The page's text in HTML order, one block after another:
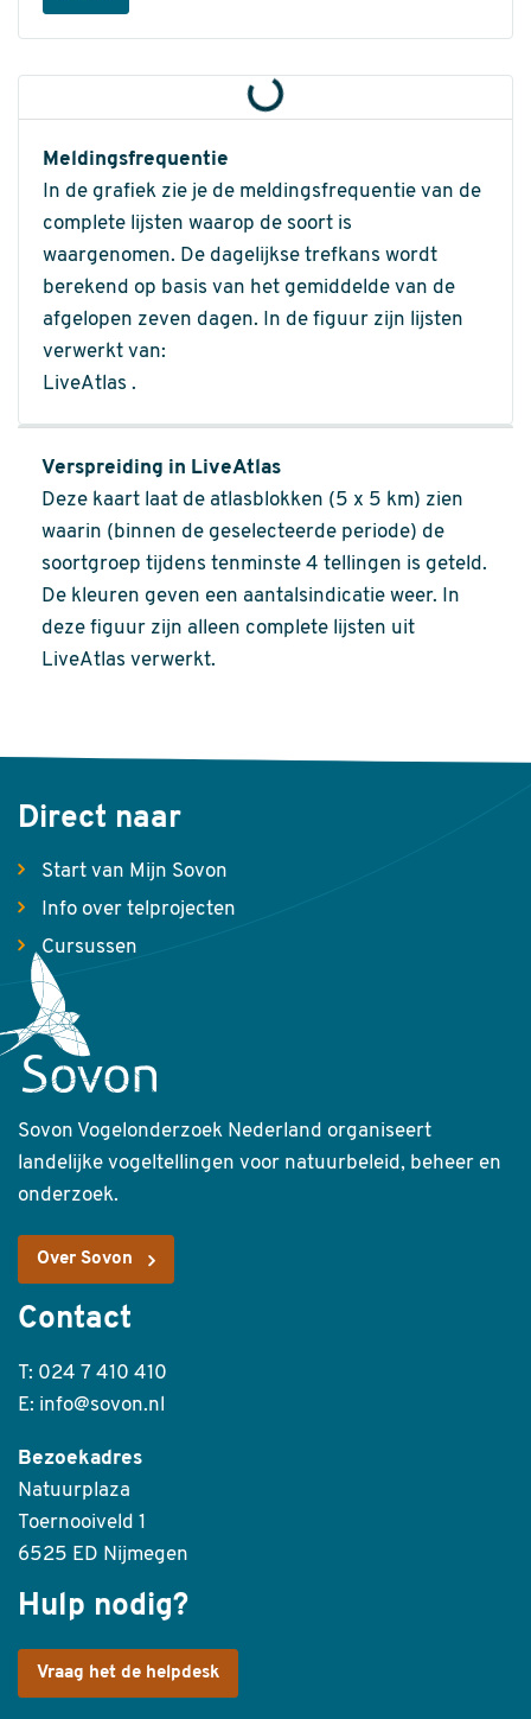
Meldingsfrequentie
In de grafiek zie je de meldingsfrequentie van de
complete lijsten waarop de soort is
waargenomen. De dagelijkse trefkans wordt
berekend op basis van het gemiddelde van de
afgelopen zeven dagen. In de figuur zijn lijsten
verwerkt van:
LiveAtlas .
Verspreiding in LiveAtlas
Deze kaart laat de atlasblokken (5 x 5 km) zien
waarin (binnen de geselecteerde periode) de
soortgroep tijdens tenminste 4 tellingen is geteld.
De kleuren geven een aantalsindicatie weer. In
deze figuur zijn alleen complete lijsten uit
LiveAtlas verwerkt.
Direct naar
Start van Mijn Sovon
Info over telprojecten
Cursussen
Sovon Vogelonderzoek Nederland organiseert
landelijke vogeltellingen voor natuurbeleid, beheer en
onderzoek.
Over Sovon
Contact
T: 024 7 410 410
E: info@sovon.nl
Bezoekadres
Natuurplaza
Toernooiveld 1
6525 ED Nijmegen
Hulp nodig?
Vraag het de helpdesk